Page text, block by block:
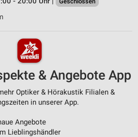
& Angebote App
Optiker & Hörakustik Filialen &
in unserer App.
Angebote
Lieblingshändler